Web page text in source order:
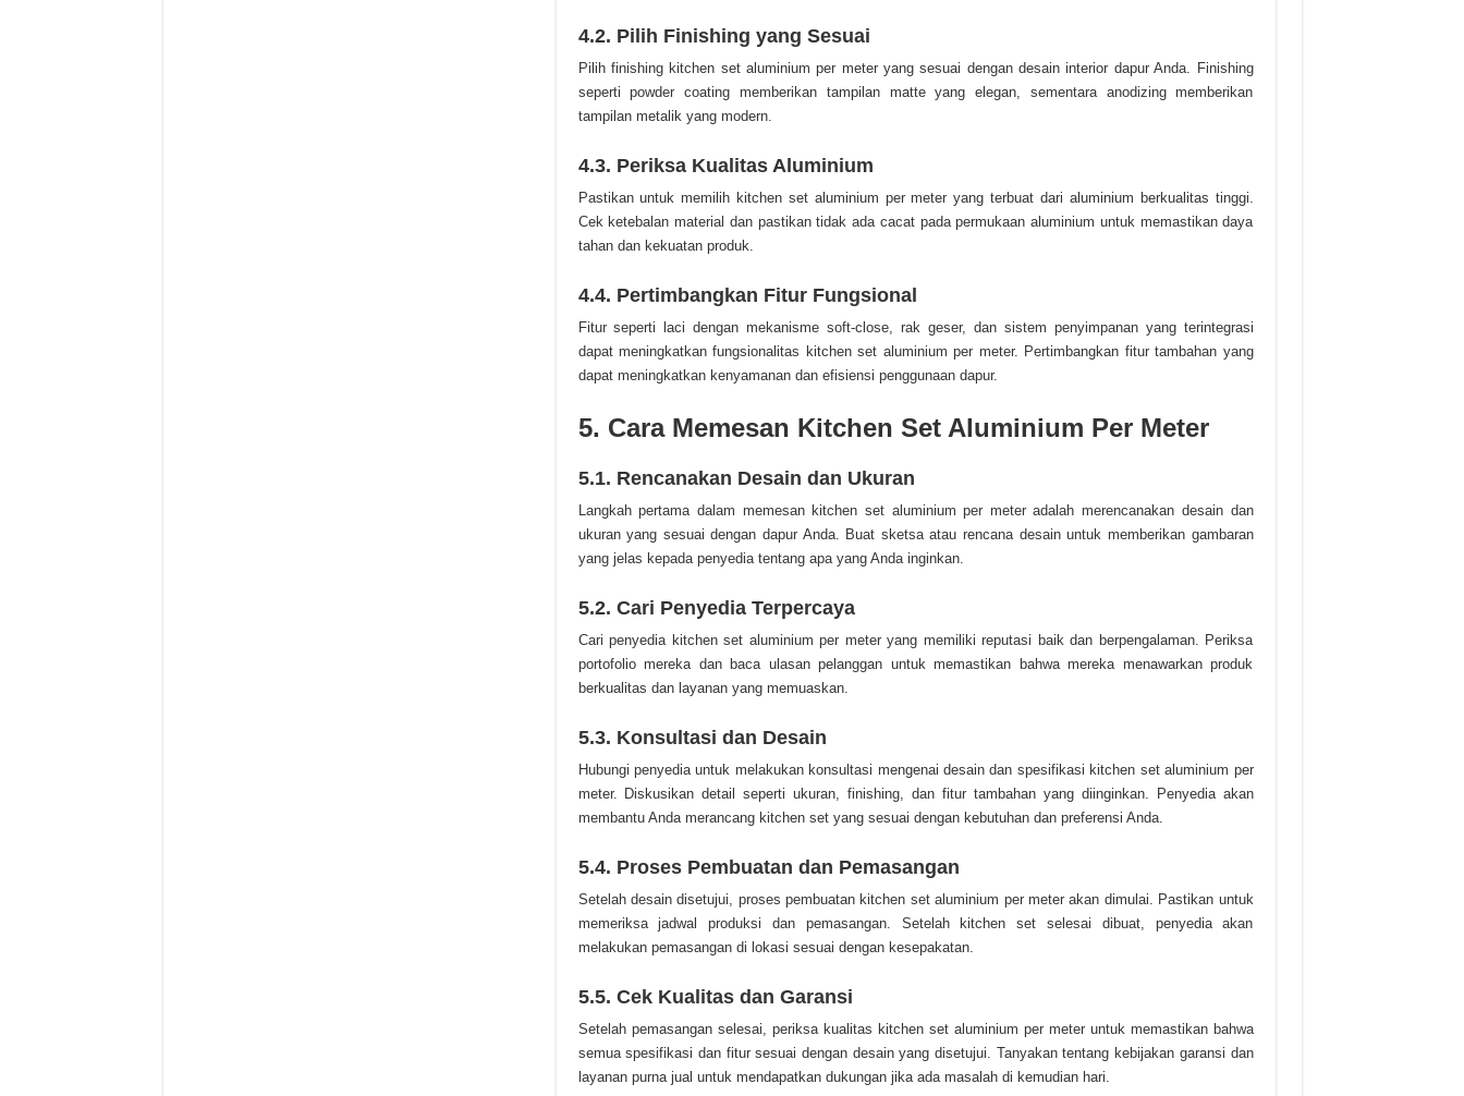
4.2. Pilih Finishing yang Sesuai
Pilih finishing kitchen set aluminium per meter yang sesuai dengan desain interior dapur Anda. Finishing
seperti powder coating memberikan tampilan matte yang elegan, sementara anodizing memberikan
tampilan metalik yang modern.
4.3. Periksa Kualitas Aluminium
Pastikan untuk memilih kitchen set aluminium per meter yang terbuat dari aluminium berkualitas tinggi.
Cek ketebalan material dan pastikan tidak ada cacat pada permukaan aluminium untuk memastikan daya
tahan dan kekuatan produk.
4.4. Pertimbangkan Fitur Fungsional
Fitur seperti laci dengan mekanisme soft-close, rak geser, dan sistem penyimpanan yang terintegrasi
dapat meningkatkan fungsionalitas kitchen set aluminium per meter. Pertimbangkan fitur tambahan yang
dapat meningkatkan kenyamanan dan efisiensi penggunaan dapur.
5. Cara Memesan Kitchen Set Aluminium Per Meter
5.1. Rencanakan Desain dan Ukuran
Langkah pertama dalam memesan kitchen set aluminium per meter adalah merencanakan desain dan
ukuran yang sesuai dengan dapur Anda. Buat sketsa atau rencana desain untuk memberikan gambaran
yang jelas kepada penyedia tentang apa yang Anda inginkan.
5.2. Cari Penyedia Terpercaya
Cari penyedia kitchen set aluminium per meter yang memiliki reputasi baik dan berpengalaman. Periksa
portofolio mereka dan baca ulasan pelanggan untuk memastikan bahwa mereka menawarkan produk
berkualitas dan layanan yang memuaskan.
5.3. Konsultasi dan Desain
Hubungi penyedia untuk melakukan konsultasi mengenai desain dan spesifikasi kitchen set aluminium per
meter. Diskusikan detail seperti ukuran, finishing, dan fitur tambahan yang diinginkan. Penyedia akan
membantu Anda merancang kitchen set yang sesuai dengan kebutuhan dan preferensi Anda.
5.4. Proses Pembuatan dan Pemasangan
Setelah desain disetujui, proses pembuatan kitchen set aluminium per meter akan dimulai. Pastikan untuk
memeriksa jadwal produksi dan pemasangan. Setelah kitchen set selesai dibuat, penyedia akan
melakukan pemasangan di lokasi sesuai dengan kesepakatan.
5.5. Cek Kualitas dan Garansi
Setelah pemasangan selesai, periksa kualitas kitchen set aluminium per meter untuk memastikan bahwa
semua spesifikasi dan fitur sesuai dengan desain yang disetujui. Tanyakan tentang kebijakan garansi dan
layanan purna jual untuk mendapatkan dukungan jika ada masalah di kemudian hari.